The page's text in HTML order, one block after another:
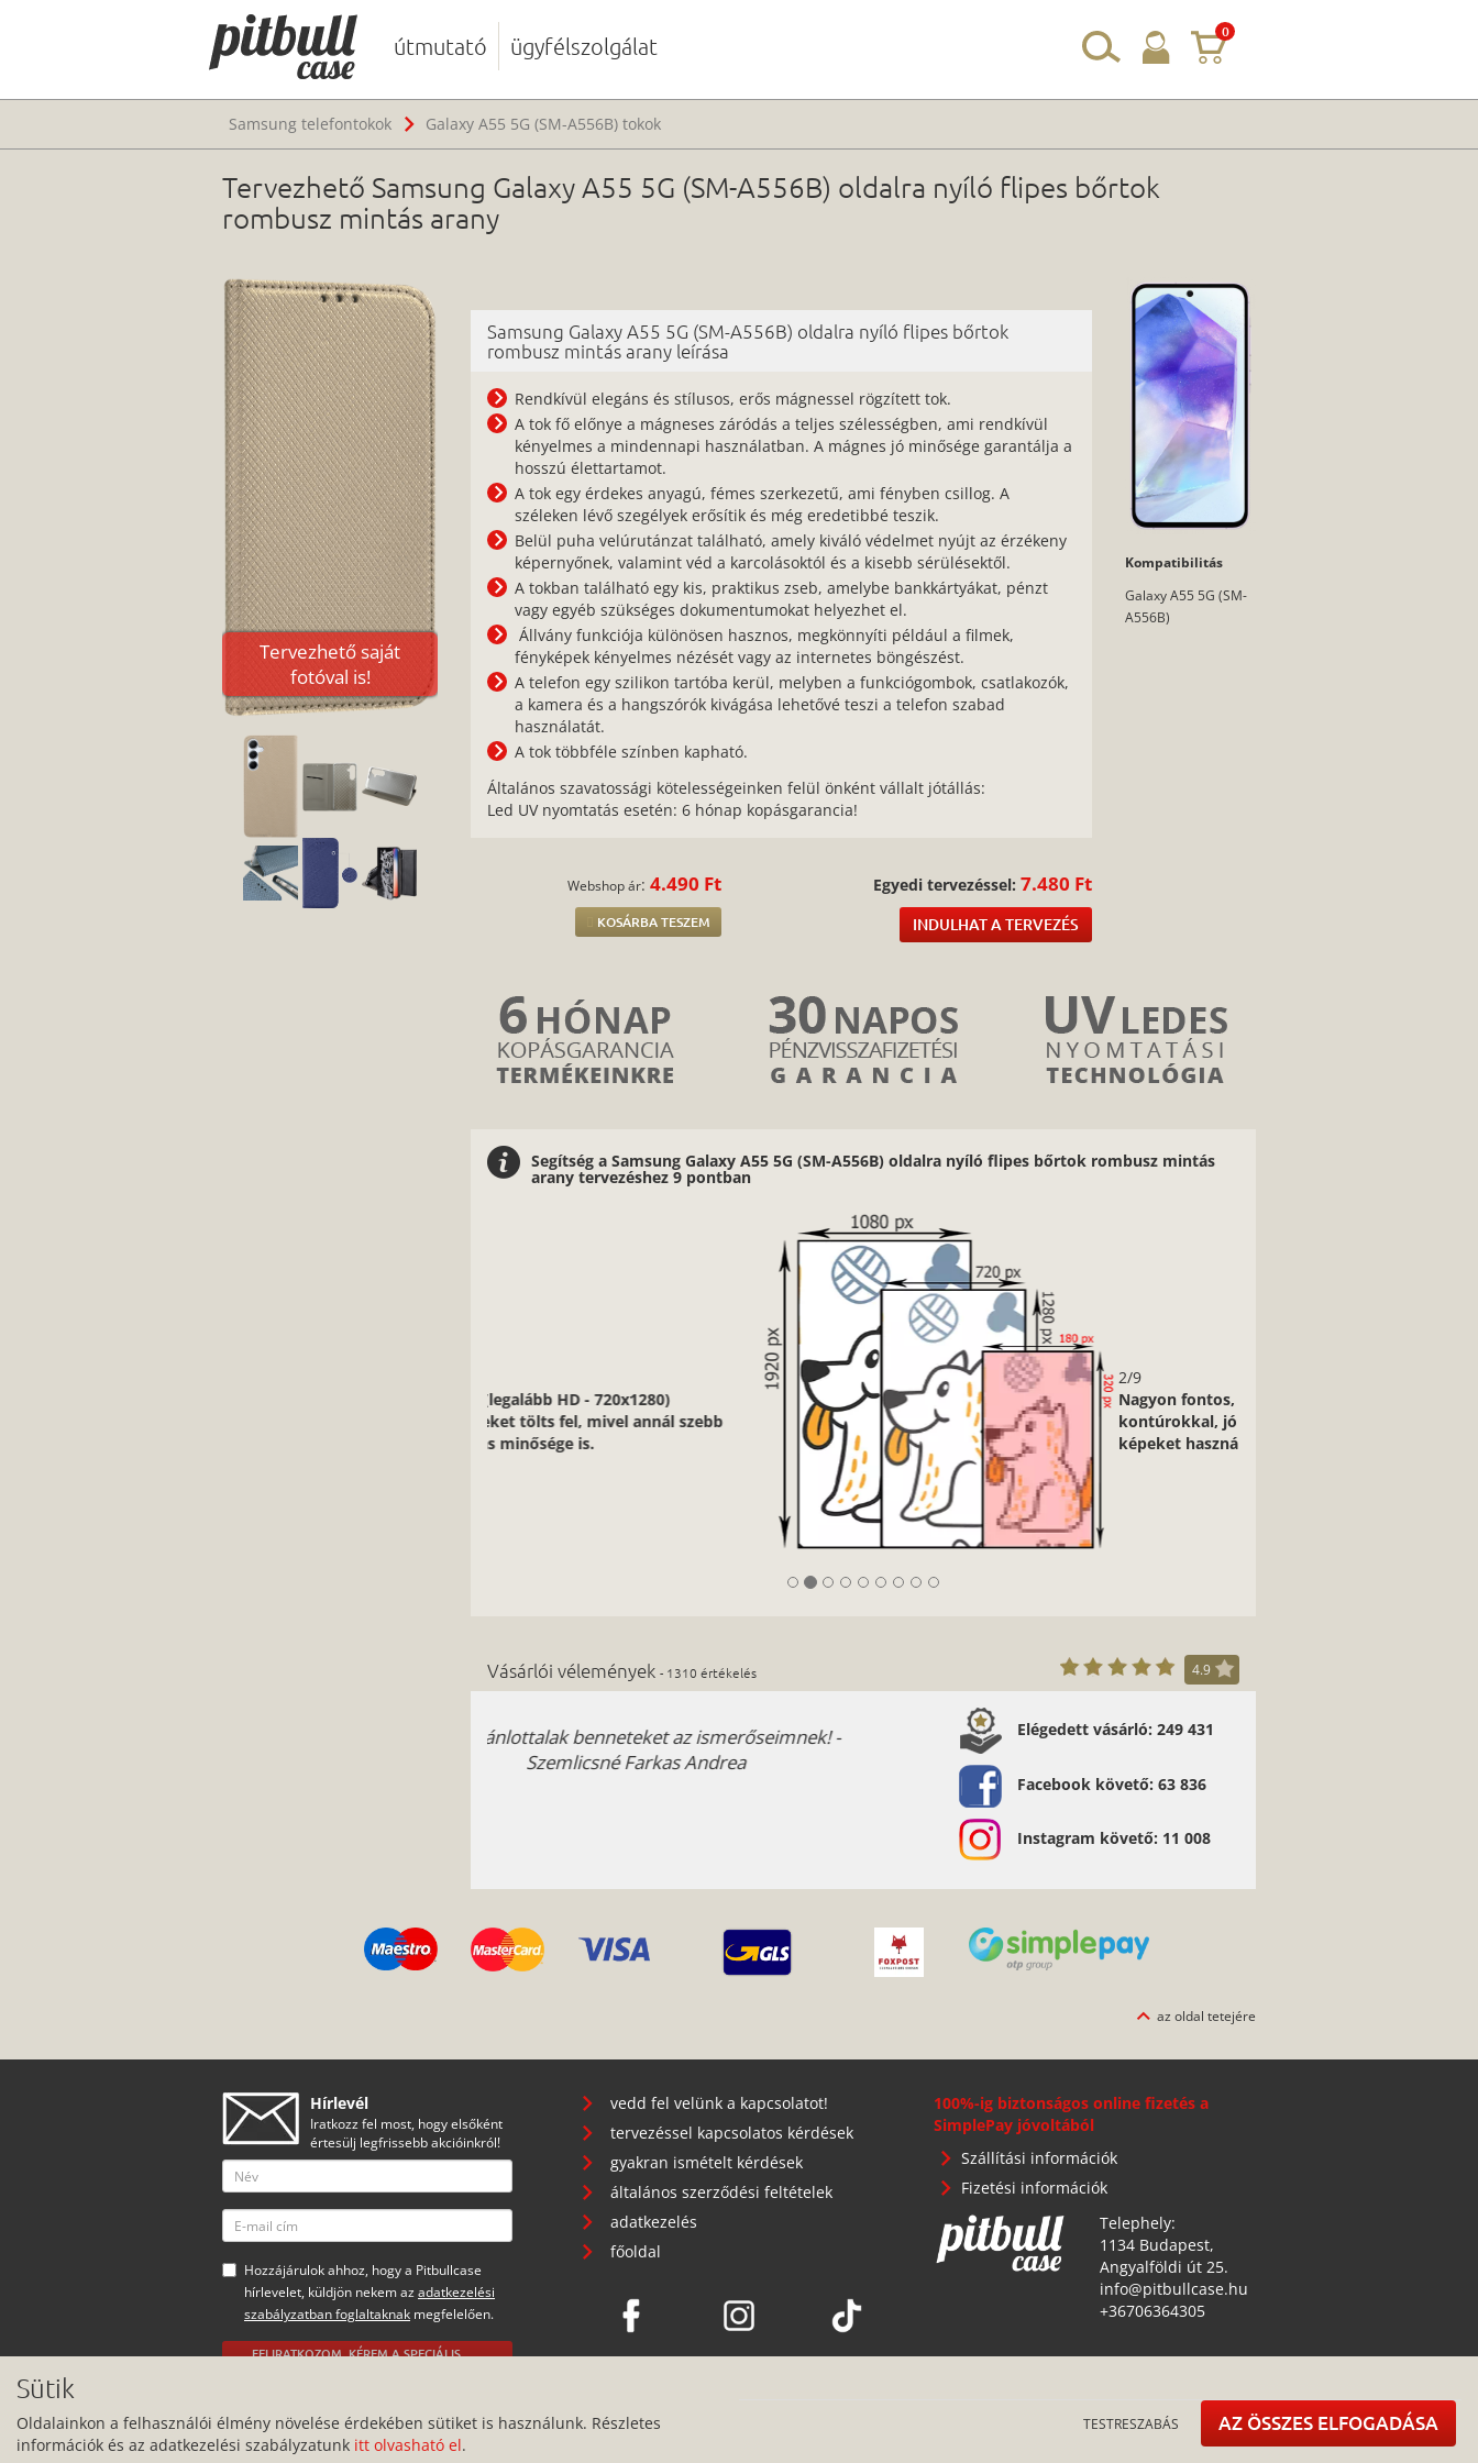
0
útmutató ügyfélszolgálat
Samsung telefontokok Galaxy A55 5G (SM-A556B) tokok
Tervezhető Samsung Galaxy A55 5G (SM-A556B) oldalra nyíló flipes bőrtok
rombusz mintás arany
Tervezhető saját
fotóval is!
Samsung Galaxy A55 5G (SM-A556B) oldalra nyíló flipes bőrtok
rombusz mintás arany leírása
Rendkívül elegáns és stílusos, erős mágnessel rögzített tok.
A tok fő előnye a mágneses záródás a teljes szélességben, ami rendkívül
kényelmes a mindennapi használatban. A mágnes jó minősége garantálja a
hosszú élettartamot.
A tok egy érdekes anyagú, fémes szerkezetű, ami fényben csillog. A
széleken lévő szegélyek erősítik és még eredetibbé teszik.
Belül puha velúrutánzat található, amely kiváló védelmet nyújt az érzékeny
képernyőnek, valamint véd a karcolásoktól és a kisebb sérülésektől.
A tokban található egy kis, praktikus zseb, amelybe bankkártyákat, pénzt
vagy egyéb szükséges dokumentumokat helyezhet el.
Állvány funkciója különösen hasznos, megkönnyíti például a filmek,
fényképek kényelmes nézését vagy az internetes böngészést.
A telefon egy szilikon tartóba kerül, melyben a funkciógombok, csatlakozók,
a kamera és a hangszórók kivágása lehetővé teszi a telefon szabad
használatát.
A tok többféle színben kapható.
Általános szavatossági kötelességeinken felül önként vállalt jótállás:
Led UV nyomtatás esetén: 6 hónap kopásgarancia!
Webshop ár:4.490 Ft
KOSÁRBA TESZEM
Egyedi tervezéssel: 7.480 Ft
INDULHAT A TERVEZÉS
Kompatibilitás
Galaxy A55 5G (SM-
A556B)
Segítség a Samsung Galaxy A55 5G (SM-A556B) oldalra nyíló flipes bőrtok rombusz mintás
arany tervezéshez 9 pontban
Nagyon fontos, hogy jó minőségű, éles
kontúrokkal, jó fényviszonyokkal rendelkező
képeket használj.
Facebook követő: 63 836
Instagram követő: 11 008
Hozzájárulok ahhoz, hogy a Pitbullcase
hírlevelet, küldjön nekem az
szabályzatban foglaltaknakmegfelelően.
FELIRATKOZOM, KÉREM A SPECIÁLIS
AJÁNLATOKAT
Minden jog fenntartva.
gyakran ismételt kérdések
adatkezelés
főoldal
Telephely:
Angyalföldi út 25.
info@pitbullcase.hu
Sütik
Oldalainkon a felhasználói élmény növelése érdekében sütiket is használunk. Részletes
információk és az adatkezelési szabályzatunk itt olvasható el.
TESTRESZABÁS AZ ÖSSZES ELFOGADÁSA